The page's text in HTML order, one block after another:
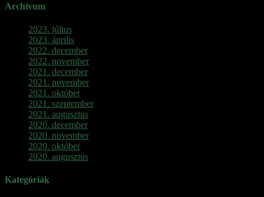
Archívum
2023. július
2023. április
2022. december
2022. november
2021. december
2021. november
2021. október
2021. szeptember
2021. augusztus
2020. december
2020. november
2020. október
2020. augusztus
Kategóriák